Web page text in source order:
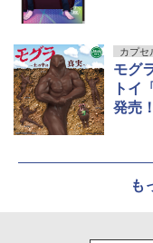
カプセ
モグ
トイ
発売！
も